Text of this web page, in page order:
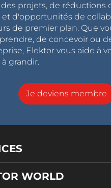
des projets, de réductions
d'opportunités de
de premier plan. Que
de concevoir ou
Elektor vous aide à
grandir.
Je deviens membre
WORLD